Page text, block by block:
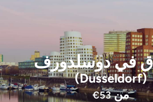
فيدوسلدورف
(Dusseldorf)
من €53